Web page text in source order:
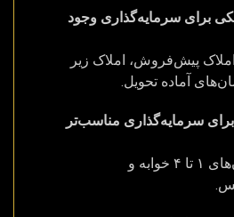
برای سرمایه‌گذاری وجود
املاک پیش‌فروش، املاک زیر
آماده تحویل.
برای سرمایه‌گذاری مناسب‌تر
استودیوها، آپارتمان‌های ۱ تا ۴ خوابه و